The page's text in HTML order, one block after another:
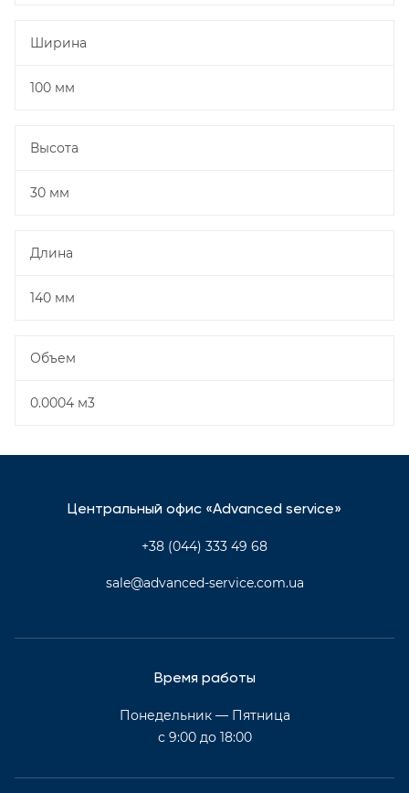
Ширина
100 мм
Высота
30 мм
Длина
140 мм
Объем
0.0004 м3
Центральный офис «Advanced service»
+38 (044) 333 49 68
sale@advanced-service.com.ua
Время работы
Понедельник — Пятница
с 9:00 до 18:00